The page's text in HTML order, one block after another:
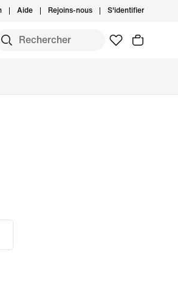
Aide Rejoins-nous S'identifier